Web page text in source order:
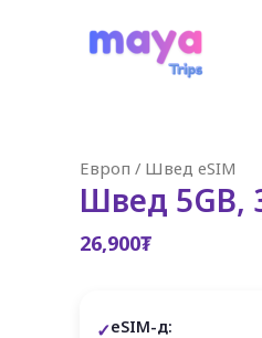
Европ / Швед eSIM
Швед 5GB,
26,900₮
eSIM-д: